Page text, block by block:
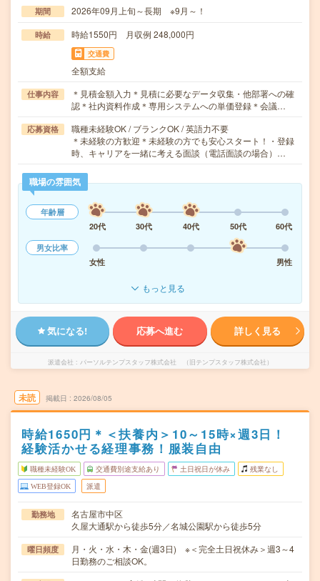
期間 2026年09月上旬～長期 ※9月～！
時給 時給1550円 月収例 248,000円
交通費
全額支給
仕事内容
＊見積金額入力＊見積に必要なデータ収集・他部署への確
認＊社内資料作成＊専用システムへの単価登録＊会議…
応募資格
職種未経験OK / ブランクOK / 英語力不要
＊未経験の方歓迎＊未経験の方でも安心スタート！・登録
時、キャリアを一緒に考える面談（電話面談の場合）…
職場の雰囲気
年齢層
20代
30代 40代 50代
60代
男女比率
女性
男性
もっと見る
気になる! 応募へ進む 詳しく見る
派遣会社 パーソルテンプスタッフ株式会社 （旧テンプスタッフ株式会社）
未読 掲載日 2026/08/05
時給1650円＊＜扶養内＞10～15時×週3日！
経験活かせる経理事務！服装自由
職種未経験OK 交通費別途支給あり 土日祝日が休み 残業なし
WEB登録OK 派遣
勤務地
名古屋市中区
久屋大通駅から徒歩5分／名城公園駅から徒歩5分
曜日頻度
月・火・水・木・金(週3日) ※＜完全土日祝休み＞週3～4
日勤務のご相談OK。